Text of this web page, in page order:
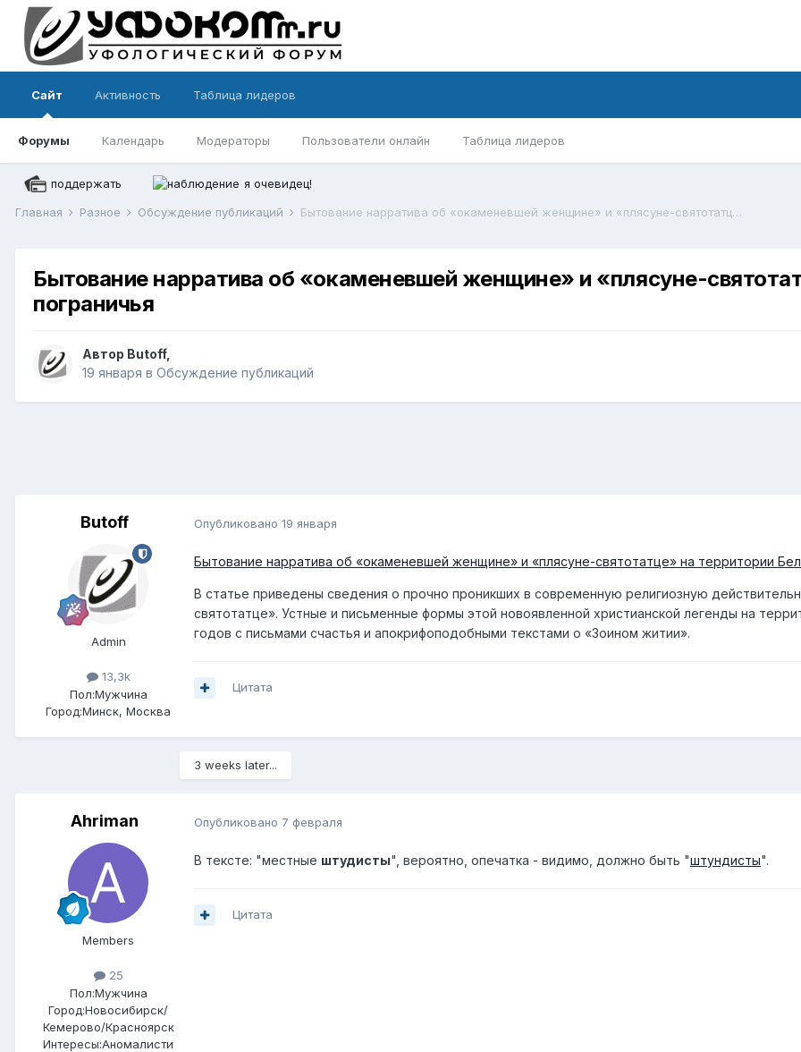
Сайт
Форумы Календарь Модераторы Пользователи онлайн Таблица лидеров
Активность Таблица лидеров
поддержать
я очевидец!
Главная Разное Обсуждение публикаций Бытование нарратива об «окаменевшей женщине» и «плясуне-святотатце» на территории Беларуси и ее пограничья
Бытование нарратива об «окаменевшей женщине» и «плясуне-
пограничья
Автор Butoff,
19 января в Обсуждение публикаций
Butoff
Admin
13,3k
Пол:Мужчина
Город:Минск, Москва
Опубликовано 19 января
Бытование нарратива об «окаменевшей женщине» и «плясуне-святотатце» на территории
В статье приведены сведения о прочно проникших в современную религиозную
святотатце». Устные и письменные формы этой новоявленной христианской легенды на
годов с письмами счастья и апокрифоподобными текстами о «Зоином житии».
Цитата
3 weeks later...
Ahriman
Members
25
Пол:Мужчина
Город:Новосибирск/
Кемерово/Красноярск
Интересы:Аномалисти
Опубликовано 7 февраля
В тексте: "местные штудисты", вероятно, опечатка - видимо, должно быть "штундисты".
Цитата